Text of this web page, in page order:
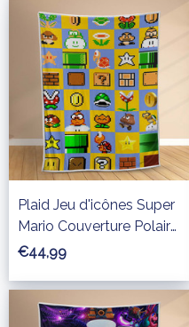
Plaid Jeu d'icônes Super
Mario Couverture Polaire
Plaid Canapé
€44,99